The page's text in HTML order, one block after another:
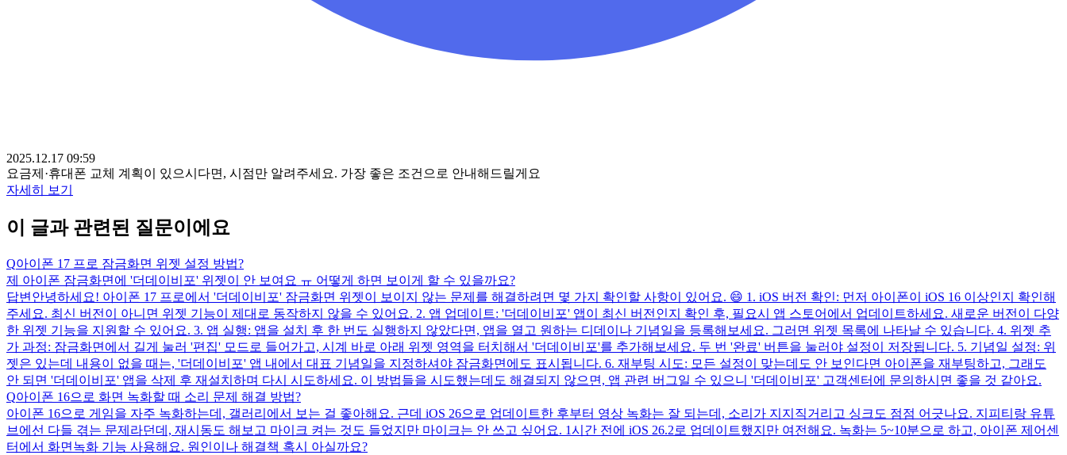
2025.12.17 09:59
요금제·휴대폰 교체 계획이 있으시다면, 시점만 알려주세요. 가장 좋은 조건으로 안내해드릴게요
자세히 보기
이 글과 관련된 질문이에요
Q아이폰 17 프로 잠금화면 위젯 설정 방법?
제 아이폰 잠금화면에 '더데이비포' 위젯이 안 보여요 ㅠ 어떻게 하면 보이게 할 수 있을까요?
답변 안녕하세요! 아이폰 17 프로에서 '더데이비포' 잠금화면 위젯이 보이지 않는 문제를 해결하려면 몇 가지 확인할 사항이 있어요. 😄 1. iOS 버전 확인: 먼저 아이폰이 iOS 16 이상인지 확인해
주세요. 최신 버전이 아니면 위젯 기능이 제대로 동작하지 않을 수 있어요. 2. 앱 업데이트: '더데이비포' 앱이 최신 버전인지 확인 후, 필요시 앱 스토어에서 업데이트하세요. 새로운 버전이 다양
한 위젯 기능을 지원할 수 있어요. 3. 앱 실행: 앱을 설치 후 한 번도 실행하지 않았다면, 앱을 열고 원하는 디데이나 기념일을 등록해보세요. 그러면 위젯 목록에 나타날 수 있습니다. 4. 위젯 추
가 과정: 잠금화면에서 길게 눌러 '편집' 모드로 들어가고, 시계 바로 아래 위젯 영역을 터치해서 '더데이비포'를 추가해보세요. 두 번 '완료' 버튼을 눌러야 설정이 저장됩니다. 5. 기념일 설정: 위
젯은 있는데 내용이 없을 때는, '더데이비포' 앱 내에서 대표 기념일을 지정하셔야 잠금화면에도 표시됩니다. 6. 재부팅 시도: 모든 설정이 맞는데도 안 보인다면 아이폰을 재부팅하고, 그래도
안 되면 '더데이비포' 앱을 삭제 후 재설치하며 다시 시도하세요. 이 방법들을 시도했는데도 해결되지 않으면, 앱 관련 버그일 수 있으니 '더데이비포' 고객센터에 문의하시면 좋을 것 같아요.
Q아이폰 16으로 화면 녹화할 때 소리 문제 해결 방법?
아이폰 16으로 게임을 자주 녹화하는데, 갤러리에서 보는 걸 좋아해요. 근데 iOS 26으로 업데이트한 후부터 영상 녹화는 잘 되는데, 소리가 지지직거리고 싱크도 점점 어긋나요. 지피티랑 유튜
브에선 다들 겪는 문제라던데, 재시동도 해보고 마이크 켜는 것도 들었지만 마이크는 안 쓰고 싶어요. 1시간 전에 iOS 26.2로 업데이트했지만 여전해요. 녹화는 5~10분으로 하고, 아이폰 제어센
터에서 화면녹화 기능 사용해요. 원인이나 해결책 혹시 아실까요?